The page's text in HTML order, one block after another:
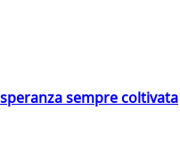
sempre coltivata